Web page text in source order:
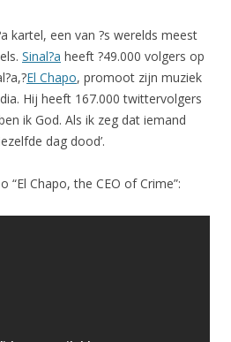
kartel, een van ?s werelds meest
Sinal?a heeft ?49.000 volgers op
El Chapo, promoot zijn muziek
Hij heeft 167.000 twittervolgers
ik God. Als ik zeg dat iemand
dag dood’.
“El Chapo, the CEO of Crime”: